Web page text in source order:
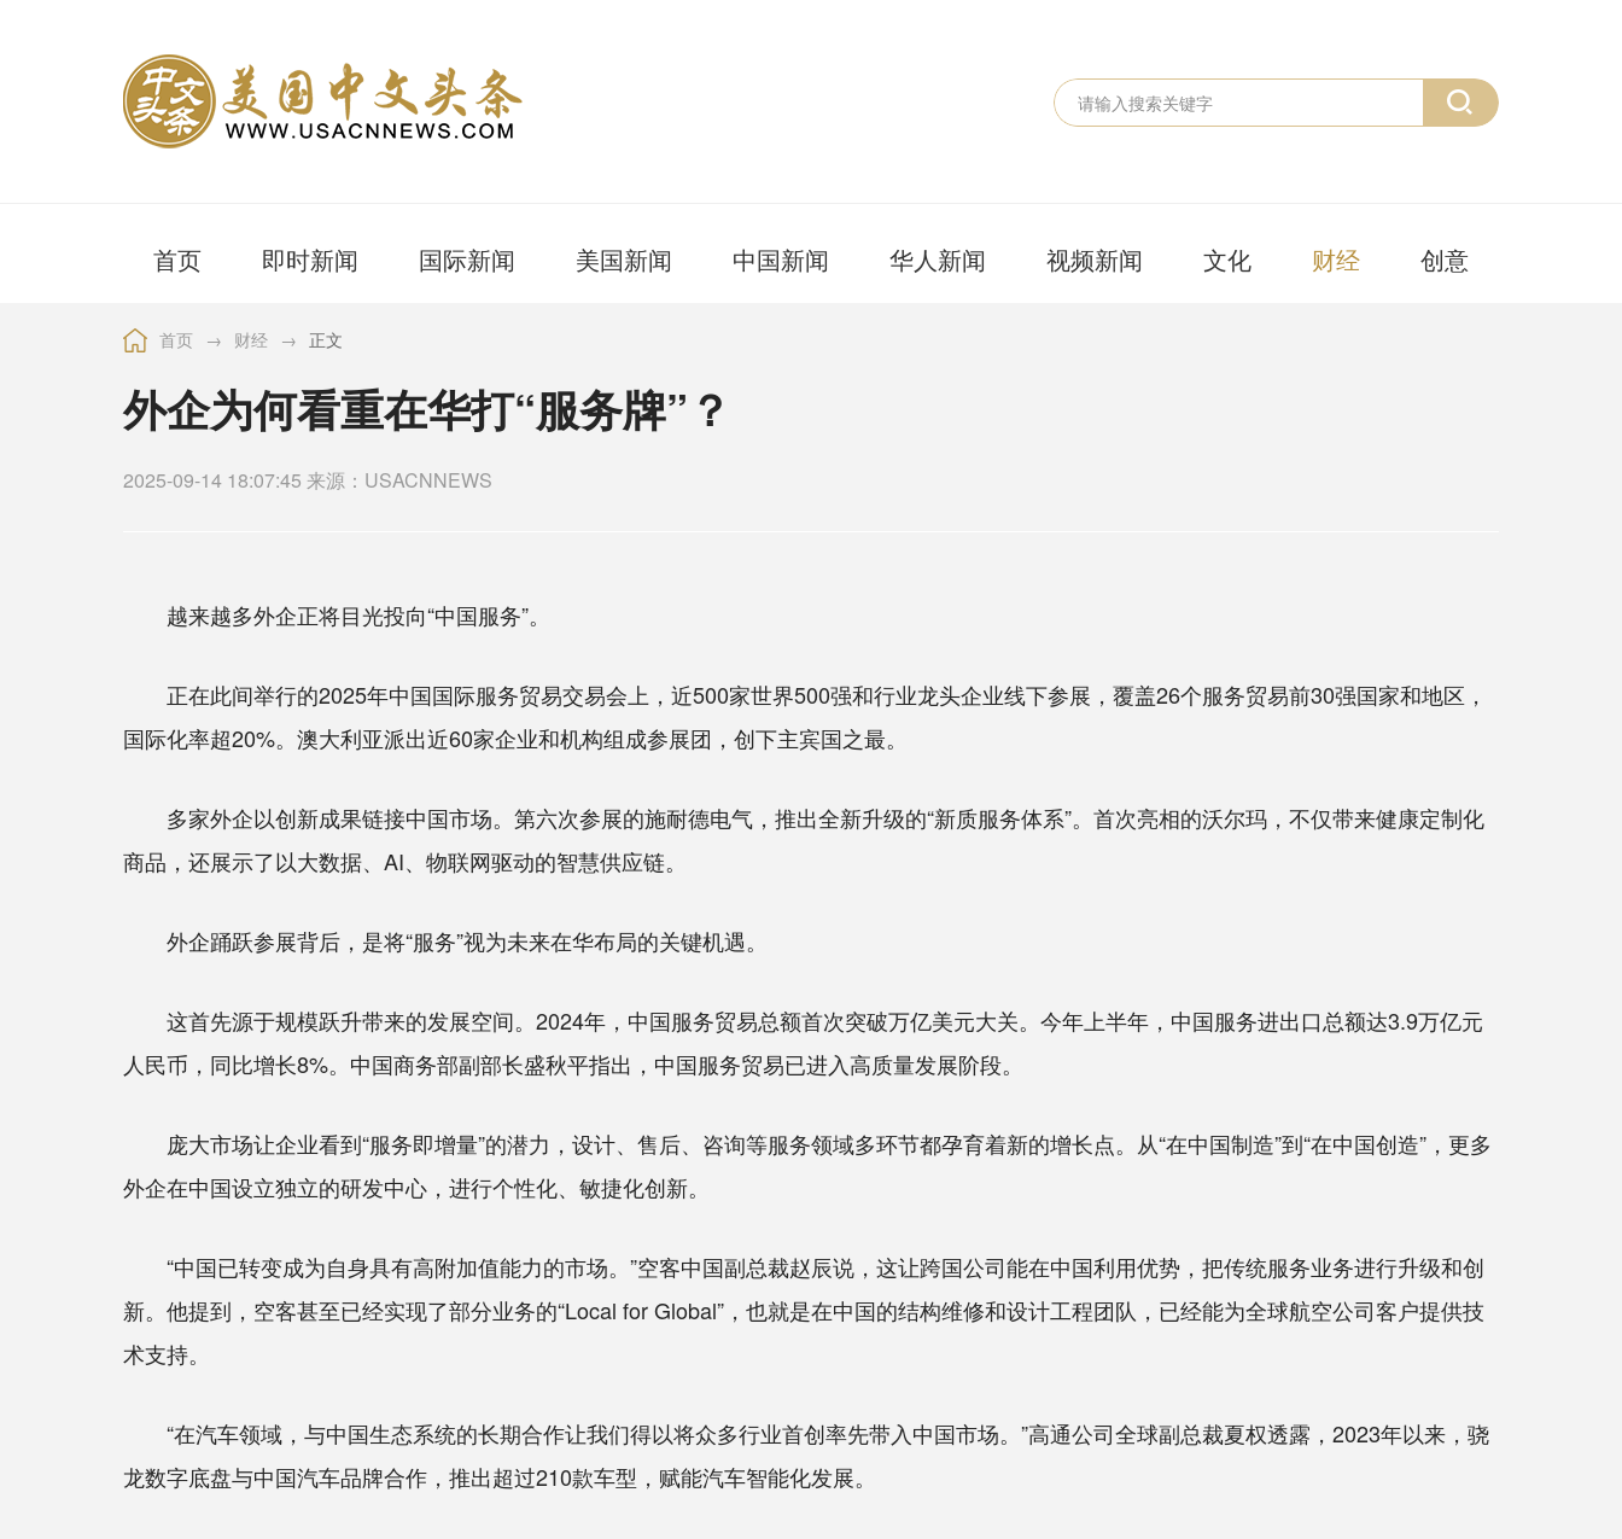
首页 即时新闻 国际新闻 美国新闻 中国新闻 华人新闻 视频新闻 文化 财经 创意
首页 → 财经 → 正文
外企为何看重在华打“服务牌”？
2025-09-14 18:07:45 来源：USACNNEWS
越来越多外企正将目光投向“中国服务”。
正在此间举行的2025年中国国际服务贸易交易会上，近500家世界500强和行业龙头企业线下参展，覆盖26个服务贸易前30强国家和地区，
国际化率超20%。澳大利亚派出近60家企业和机构组成参展团，创下主宾国之最。
多家外企以创新成果链接中国市场。第六次参展的施耐德电气，推出全新升级的“新质服务体系”。首次亮相的沃尔玛，不仅带来健康定制化
商品，还展示了以大数据、AI、物联网驱动的智慧供应链。
外企踊跃参展背后，是将“服务”视为未来在华布局的关键机遇。
这首先源于规模跃升带来的发展空间。2024年，中国服务贸易总额首次突破万亿美元大关。今年上半年，中国服务进出口总额达3.9万亿元
人民币，同比增长8%。中国商务部副部长盛秋平指出，中国服务贸易已进入高质量发展阶段。
庞大市场让企业看到“服务即增量”的潜力，设计、售后、咨询等服务领域多环节都孕育着新的增长点。从“在中国制造”到“在中国创造”，更多
外企在中国设立独立的研发中心，进行个性化、敏捷化创新。
“中国已转变成为自身具有高附加值能力的市场。”空客中国副总裁赵辰说，这让跨国公司能在中国利用优势，把传统服务业务进行升级和创
新。他提到，空客甚至已经实现了部分业务的“Local for Global”，也就是在中国的结构维修和设计工程团队，已经能为全球航空公司客户提供技
术支持。
“在汽车领域，与中国生态系统的长期合作让我们得以将众多行业首创率先带入中国市场。”高通公司全球副总裁夏权透露，2023年以来，骁
龙数字底盘与中国汽车品牌合作，推出超过210款车型，赋能汽车智能化发展。